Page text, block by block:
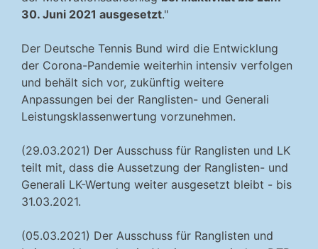
30. Juni 2021 ausgesetzt."
Der Deutsche Tennis Bund wird die Entwicklung
der Corona-Pandemie weiterhin intensiv verfolgen
und behält sich vor, zukünftig weitere
Anpassungen bei der Ranglisten- und Generali
Leistungsklassenwertung vorzunehmen.
(29.03.2021) Der Ausschuss für Ranglisten und LK
teilt mit, dass die Aussetzung der Ranglisten- und
Generali LK-Wertung weiter ausgesetzt bleibt - bis
31.03.2021.
(05.03.2021) Der Ausschuss für Ranglisten und